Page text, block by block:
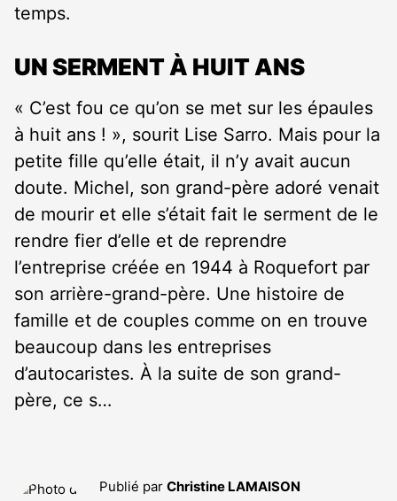
temps.
UN SERMENT À HUIT ANS
« C’est fou ce qu’on se met sur les épaules
à huit ans ! », sourit Lise Sarro. Mais pour la
petite fille qu’elle était, il n’y avait aucun
doute. Michel, son grand-père adoré venait
de mourir et elle s’était fait le serment de le
rendre fier d’elle et de reprendre
l’entreprise créée en 1944 à Roquefort par
son arrière-grand-père. Une histoire de
famille et de couples comme on en trouve
beaucoup dans les entreprises
d’autocaristes. À la suite de son grand-
père, ce s…
Publié par Christine LAMAISON